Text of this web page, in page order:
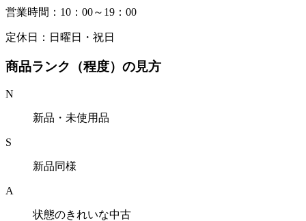
営業時間：10：00～19：00
定休日：日曜日・祝日
商品ランク（程度）の見方
N
新品・未使用品
S
新品同様
A
状態のきれいな中古